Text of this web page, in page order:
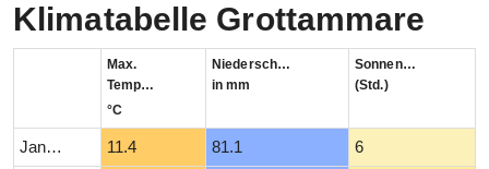
Klimatabelle Grottammare
Max.
Temperatur
°C
Niederschlag
in mm
Sonnenstunden
(Std.)
Januar 11.4 81.1 6